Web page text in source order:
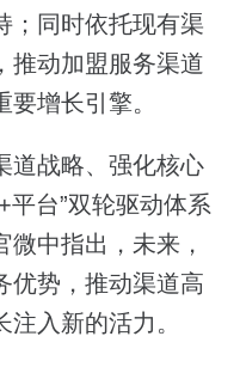
；同时依托现有渠
推动加盟服务渠道
增长引擎。
道战略、强化核心
平台”双轮驱动体系
中指出，未来，
优势，推动渠道高
入新的活力。